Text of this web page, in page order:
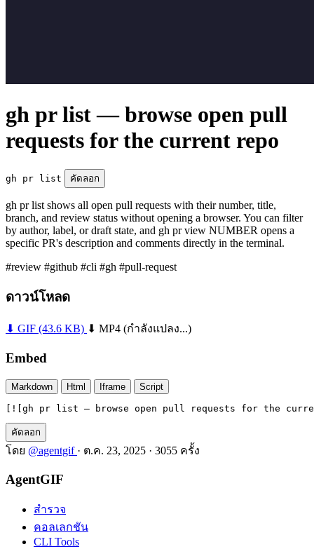
gh pr list — browse open pull
requests for the current repo
gh pr list คัดลอก
gh pr list shows all open pull requests with their number, title,
branch, and review status without opening a browser. You can filter
by author, label, or draft state, and gh pr view NUMBER opens a
specific PR's description and comments directly in the terminal.
#review #github #cli #gh #pull-request
ดาวน์โหลด
⬇ GIF (43.6 KB) ⬇ MP4 (กำลังแปลง...)
Embed
Markdown Html Iframe Script
[![gh pr list — browse open pull requests for the
คัดลอก
โดย @agentgif · ต.ค. 23, 2025 · 3055 ครั้ง
AgentGIF
สำรวจ
คอลเลกชัน
CLI Tools